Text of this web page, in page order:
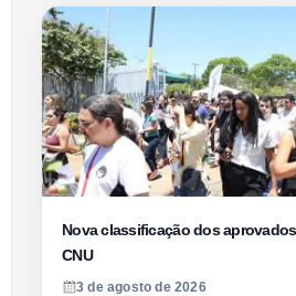
Nova classificação dos
CNU
3 de agosto de 2026